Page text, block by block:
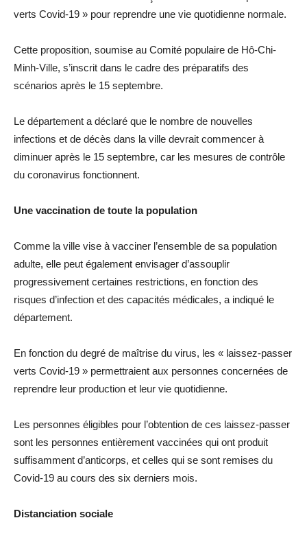
verts Covid-19 » pour reprendre une vie quotidienne normale.
Cette proposition, soumise au Comité populaire de Hô-Chi-
Minh-Ville, s’inscrit dans le cadre des préparatifs des
scénarios après le 15 septembre.
Le département a déclaré que le nombre de nouvelles
infections et de décès dans la ville devrait commencer à
diminuer après le 15 septembre, car les mesures de contrôle
du coronavirus fonctionnent.
Une vaccination de toute la population
Comme la ville vise à vacciner l’ensemble de sa population
adulte, elle peut également envisager d’assouplir
progressivement certaines restrictions, en fonction des
risques d’infection et des capacités médicales, a indiqué le
département.
En fonction du degré de maîtrise du virus, les « laissez-passer
verts Covid-19 » permettraient aux personnes concernées de
reprendre leur production et leur vie quotidienne.
Les personnes éligibles pour l’obtention de ces laissez-passer
sont les personnes entièrement vaccinées qui ont produit
suffisamment d’anticorps, et celles qui se sont remises du
Covid-19 au cours des six derniers mois.
Distanciation sociale